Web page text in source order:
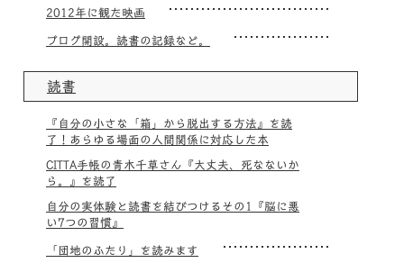
2012年に観た映画
ブログ開設。読書の記録など。
読書
『自分の小さな「箱」から脱出する方法』を読
了！あらゆる場面の人間関係に対応した本
CITTA手帳の青木千草さん『大丈夫、死なないか
ら。』を読了
自分の実体験と読書を結びつけるその1『脳に悪
い7つの習慣』
「団地のふたり」を読みます